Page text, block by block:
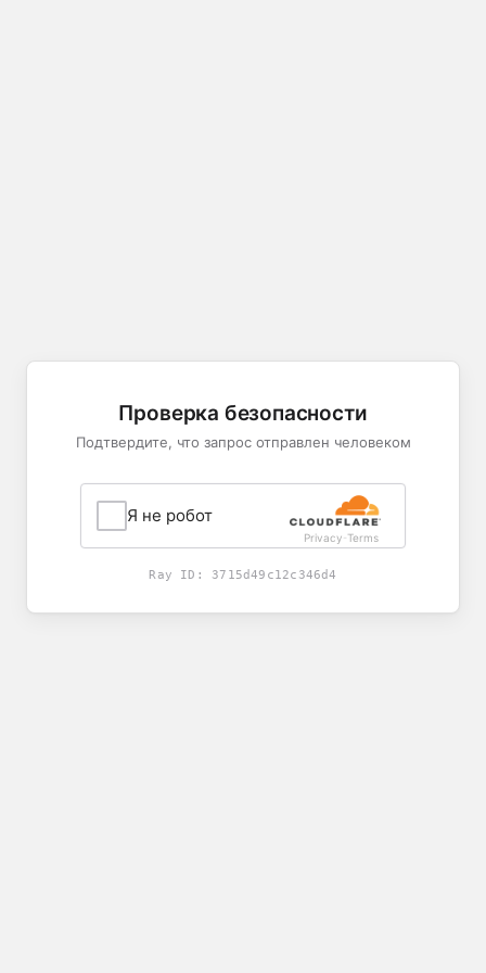
Проверка безопасности
Подтвердите, что запрос отправлен человеком
Я не робот
Privacy-Terms
Ray ID: 3715d49c12c346d4